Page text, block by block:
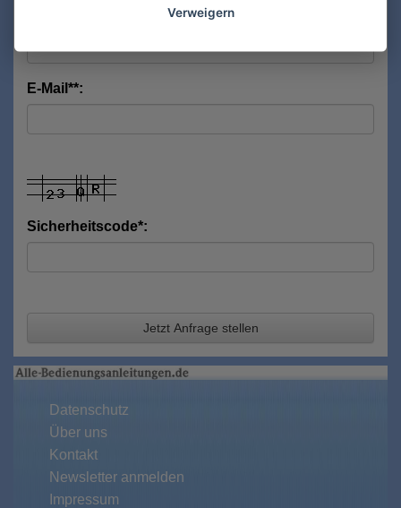
E-Mail**:
Sicherheitscode*:
Jetzt Anfrage stellen
Datenschutz
Über uns
Kontakt
Newsletter anmelden
Impressum
Verweigern